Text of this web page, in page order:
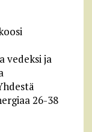
vedeksi ja
26-38